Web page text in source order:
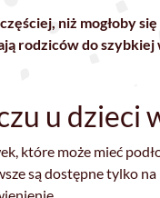
niż mogłoby
rodziców do
u dzieci
które może mieć
są dostępne tylko